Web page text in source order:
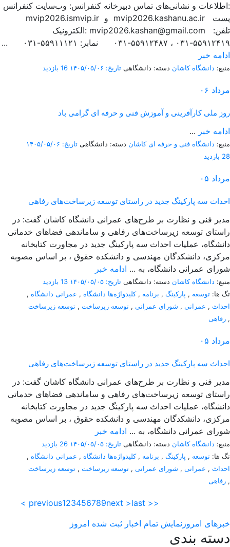
اطلاعات و نشانی‌های تماس دبیرخانه کنفرانس: وب‌سایت کنفرانس:
mvip2026.ismvip.ir و mvip2026.kashanu.ac.ir پست
الکترونیک: mvip2026.kashan@gmail.com تلفن:
۵۵۹۱۲۴۱۹-۰۳۱ ، ۵۵۹۱۲۴۸۷-۰۳۱ نمابر: ۵۵۹۱۱۱۲۱-۰۳۱ ...
ادامه خبر
منبع: دانشگاه کاشان دسته: دانشگاهی تاریخ: ۱۴۰۵/۰۵/۰۶ 16 بازدید
۰۶ مرداد
روز ملی کارآفرینی و آموزش فنی و حرفه ای گرامی باد
... ادامه خبر
منبع: دانشگاه فنی و حرفه ای کاشان دسته: دانشگاهی تاریخ: ۱۴۰۵/۰۵/۰۶
28 بازدید
۰۵ مرداد
احداث سه پارکینگ جدید در راستای توسعه زیرساخت‌های رفاهی
مدیر فنی و نظارت بر طرح‌های عمرانی دانشگاه کاشان گفت: در
راستای توسعه زیرساخت‌های رفاهی و ساماندهی فضاهای خدماتی
دانشگاه، عملیات احداث سه پارکینگ جدید در مجاورت کتابخانه
مرکزی، دانشکدگان مهندسی و دانشکده حقوق ، بر اساس مصوبه
شورای عمرانی دانشگاه، به ... ادامه خبر
منبع: دانشگاه کاشان دسته: دانشگاهی تاریخ: ۱۴۰۵/۰۵/۰۵
13 بازدید
تگ ها: توسعه , پارکینگ , برنامه ,کلیدواژه‌ها دانشگاه , عمرانی دانشگاه ,
احداث , عمرانی , شورای عمرانی , توسعه زیرساخت , توسعه زیرساخت
رفاهی ,
۰۵ مرداد
احداث سه پارکینگ جدید در راستای توسعه زیرساخت‌های رفاهی
مدیر فنی و نظارت بر طرح‌های عمرانی دانشگاه کاشان گفت: در
راستای توسعه زیرساخت‌های رفاهی و ساماندهی فضاهای خدماتی
دانشگاه، عملیات احداث سه پارکینگ جدید در مجاورت کتابخانه
مرکزی، دانشکدگان مهندسی و دانشکده حقوق ، بر اساس مصوبه
شورای عمرانی دانشگاه، به ... ادامه خبر
منبع: دانشگاه کاشان دسته: دانشگاهی تاریخ: ۱۴۰۵/۰۵/۰۵
26 بازدید
تگ ها: توسعه , پارکینگ , برنامه ,کلیدواژه‌ها دانشگاه , عمرانی دانشگاه ,
احداث , عمرانی , شورای عمرانی , توسعه زیرساخت , توسعه زیرساخت
رفاهی ,
< previous123456789next >last >>
خبرهای امروز نمایش تمام اخبار ثبت شده امروز
دسته بندی